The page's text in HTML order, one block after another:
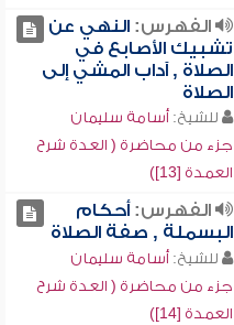
الفهرس:النهي عن
تشبيك الأصابع في
الصلاة , آداب المشي إلى
الصلاة
للشيخ: أسامة سليمان
جزء من محاضرة ( العدة شرح
العمدة [13])
الفهرس:أحكام
البسملة , صفة الصلاة
للشيخ: أسامة سليمان
جزء من محاضرة ( العدة شرح
العمدة [14])